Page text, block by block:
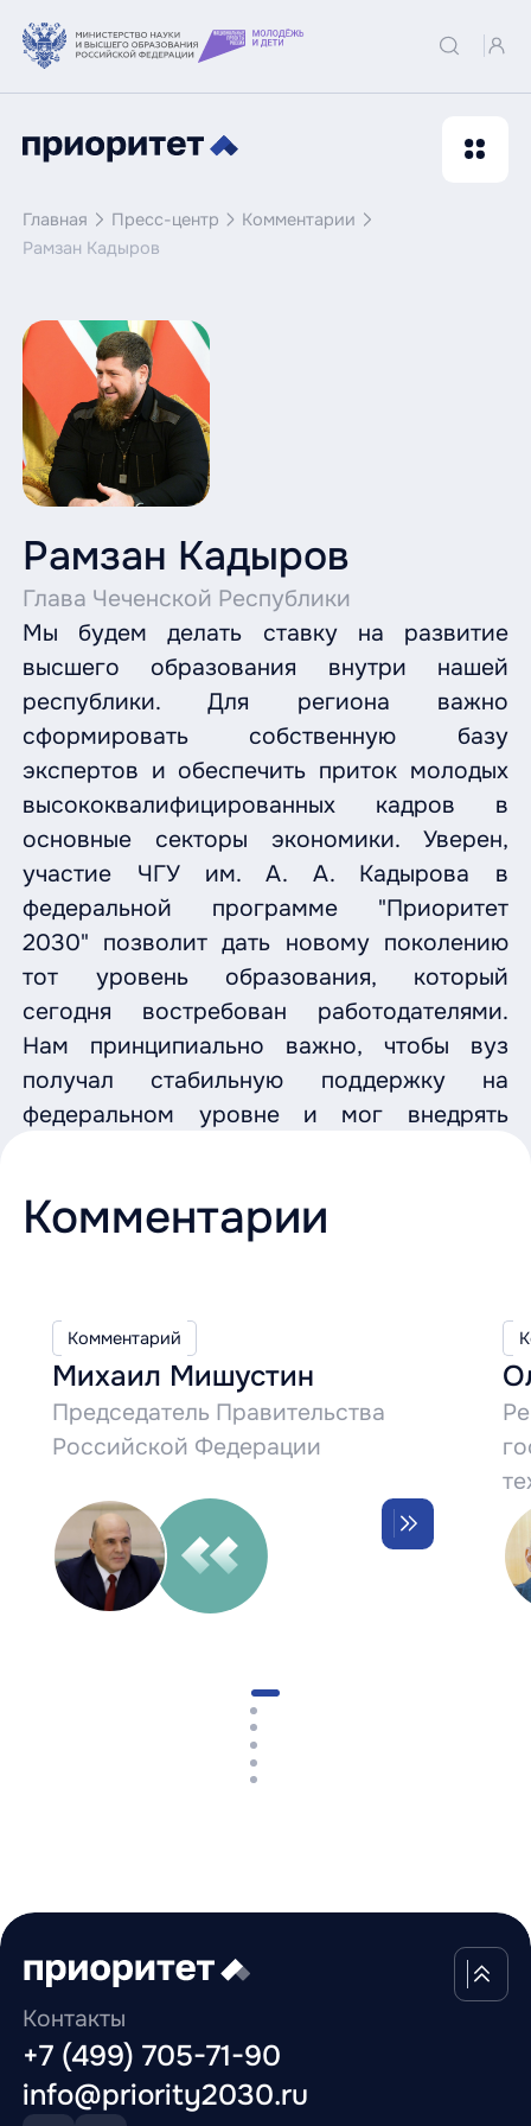
Главная Пресс-центр
Комментарии
Рамзан Кадыров
Рамзан Кадыров
Глава Чеченской Республики
Мы будем делать ставку на развитие
высшего образования внутри нашей
республики. Для региона важно
сформировать собственную базу
экспертов и обеспечить приток молодых
высококвалифицированных кадров в
основные секторы экономики. Уверен,
участие ЧГУ им. А. А. Кадырова в
федеральной программе "Приоритет
2030" позволит дать новому поколению
тот уровень образования, который
сегодня востребован работодателями.
Нам принципиально важно, чтобы вуз
получал стабильную поддержку на
федеральном уровне и мог внедрять
Комментарии
Комментарий
Михаил Мишустин
Председатель Правительства
Российской Федерации
Контакты
+7 (499) 705-71-90
info@priority2030.ru